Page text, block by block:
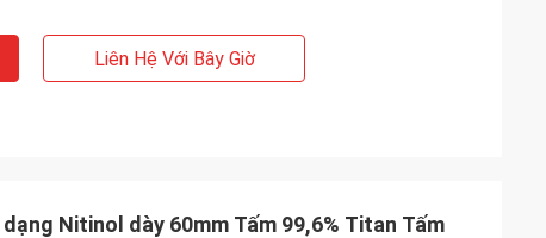
Liên Hệ Với Bây Giờ
Nitinol dày 60mm Tấm 99,6% Titan Tấm